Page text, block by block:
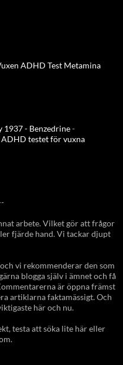
ADHD Test Metamina
1937 - Benzedrine-
ADHD testet för vuxna
arbete. Vilket gör att frågor
fjärde hand. Vi tackar djupt
vi rekommenderar den som
blogga själv i ämnet och få
är öppna främst
artiklarna faktamässigt. Och
här och nu.
testa att söka lite här eller